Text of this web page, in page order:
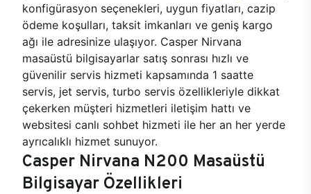
konfigürasyon seçenekleri, uygun fiyatları, cazip
ödeme koşulları, taksit imkanları ve geniş kargo
ağı ile adresinize ulaşıyor. Casper Nirvana
masaüstü bilgisayarlar satış sonrası hızlı ve
güvenilir servis hizmeti kapsamında 1 saatte
servis, jet servis, turbo servis özellikleriyle dikkat
çekerken müşteri hizmetleri iletişim hattı ve
websitesi canlı sohbet hizmeti ile her an her yerde
ayrıcalıklı hizmet sunuyor.
Casper Nirvana N200 Masaüstü
Bilgisayar Özellikleri